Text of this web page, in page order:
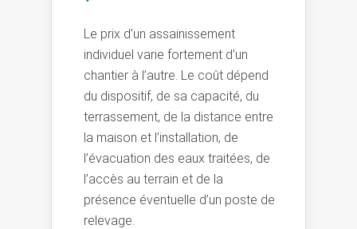
Le prix d’un assainissement
individuel varie fortement d’un
chantier à l’autre. Le coût dépend
du dispositif, de sa capacité, du
terrassement, de la distance entre
la maison et l’installation, de
l’évacuation des eaux traitées, de
l’accès au terrain et de la
présence éventuelle d’un poste de
relevage.